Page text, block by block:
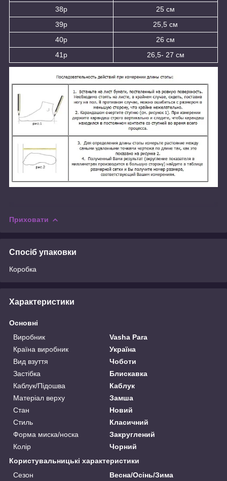
38р
25 см
39р
25,5 см
40р
26 см
41р
26,5- 27 см
Приховати
Спосіб упаковки
Коробка
Характеристики
Основні
Виробник
Vasha Para
Країна виробник
Україна
Вид взуття
Чоботи
Застібка
Блискавка
Каблук/Підошва
Каблук
Матеріал верху
Замша
Стан
Новий
Стиль
Класичний
Форма миска/носка
Закруглений
Колір
Чорний
Користувальницькі характеристики
Сезон
Весна/Осінь/Зима